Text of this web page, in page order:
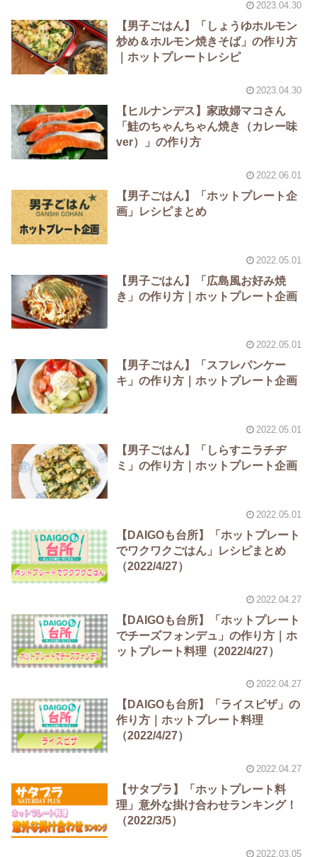
2023.04.30
【男子ごはん】「しょうゆホルモン
炒め＆ホルモン焼きそば」の作り方
｜ホットプレートレシピ
2023.04.30
【ヒルナンデス】家政婦マコさん
「鮭のちゃんちゃん焼き（カレー味
ver）」の作り方
2022.06.01
【男子ごはん】「ホットプレート企
画」レシピまとめ
2022.05.01
【男子ごはん】「広島風お好み焼
き」の作り方｜ホットプレート企画
2022.05.01
【男子ごはん】「スフレパンケー
キ」の作り方｜ホットプレート企画
2022.05.01
【男子ごはん】「しらすニラチヂ
ミ」の作り方｜ホットプレート企画
2022.05.01
【DAIGOも台所】「ホットプレート
でワクワクごはん」レシピまとめ
（2022/4/27）
2022.04.27
【DAIGOも台所】「ホットプレート
でチーズフォンデュ」の作り方｜ホ
ットプレート料理（2022/4/27）
2022.04.27
【DAIGOも台所】「ライスピザ」の
作り方｜ホットプレート料理
（2022/4/27）
2022.04.27
【サタプラ】「ホットプレート料
理」意外な掛け合わせランキング！
（2022/3/5）
2022.03.05